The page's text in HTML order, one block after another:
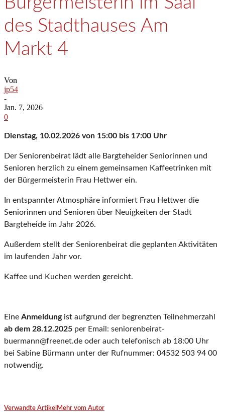
des Stadthauses Am
Markt 4
Von
jp54
-
Jan. 7, 2026
0
Dienstag, 10.02.2026 von 15:00 bis 17:00 Uhr
Der Seniorenbeirat lädt alle Bargteheider Seniorinnen und
Senioren herzlich zu einem gemeinsamen Kaffeetrinken mit
der Bürgermeisterin Frau Hettwer ein.
In entspannter Atmosphäre informiert Frau Hettwer die
Seniorinnen und Senioren über Neuigkeiten der Stadt
Bargteheide im Jahr 2026.
Außerdem stellt der Seniorenbeirat die geplanten Aktivitäten
im laufenden Jahr vor.
Kaffee und Kuchen werden gereicht.
Eine Anmeldungist aufgrund der begrenzten Teilnehmerzahl
ab dem 28.12.2025 per Email: seniorenbeirat-
buermann@freenet.de oder auch telefonisch ab 18:00 Uhr
bei Sabine Bürmann unter der Rufnummer: 04532 503 94 00
notwendig.
Verwandte Artikel Mehr vom Autor